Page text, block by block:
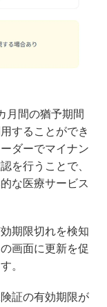
月間の猶予期間
することができ
ダーでマイナン
を行うことで、
な医療サービス
期限切れを検知
画面に更新を促
。
証の有効期限が